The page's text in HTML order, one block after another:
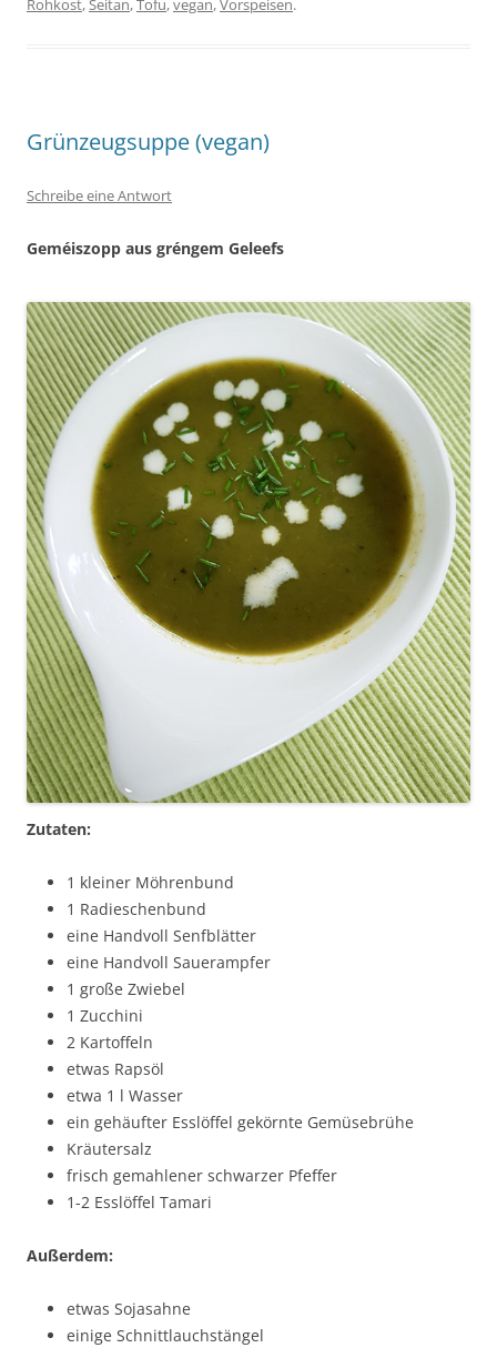
Rohkost,Seitan,Tofu,vegan,Vorspeisen.
Grünzeugsuppe (vegan)
Schreibe eine Antwort
Geméiszopp aus gréngem Geleefs
Zutaten:
1 kleiner Möhrenbund
1 Radieschenbund
eine Handvoll Senfblätter
eine Handvoll Sauerampfer
1 große Zwiebel
1 Zucchini
2 Kartoffeln
etwas Rapsöl
etwa 1 l Wasser
ein gehäufter Esslöffel gekörnte Gemüsebrühe
Kräutersalz
frisch gemahlener schwarzer Pfeffer
1-2 Esslöffel Tamari
Außerdem:
etwas Sojasahne
einige Schnittlauchstängel